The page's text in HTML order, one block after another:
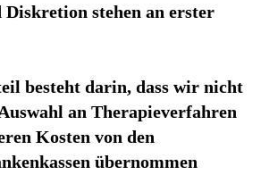
stehen an erster
besteht darin, dass wir nicht
an Therapieverfahren
Kosten von den
übernommen